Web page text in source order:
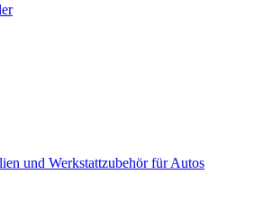
und Werkstattzubehör für Autos